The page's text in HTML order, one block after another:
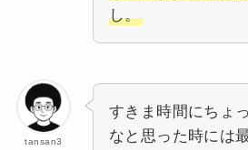
し。
tansan3
すきま時間にちょ
なと思った時には